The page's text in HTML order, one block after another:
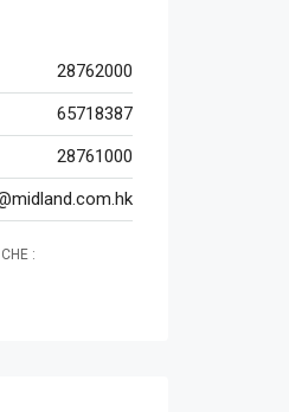
28762000
65718387
28761000
: